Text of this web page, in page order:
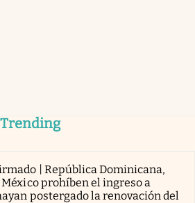
| República Dominicana,
prohíben el ingreso a
postergado la renovación del